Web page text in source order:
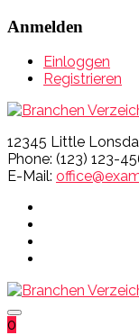
Anmelden
Einloggen
Registrieren
12345 Little
Phone: (123) 123-
E-Mail:
0